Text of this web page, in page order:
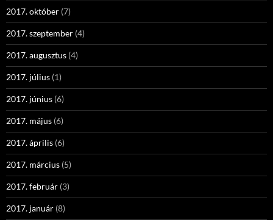
2017. október (7)
2017. szeptember (4)
2017. augusztus (4)
2017. július (1)
2017. június (6)
2017. május (6)
2017. április (6)
2017. március (5)
2017. február (3)
2017. január (8)